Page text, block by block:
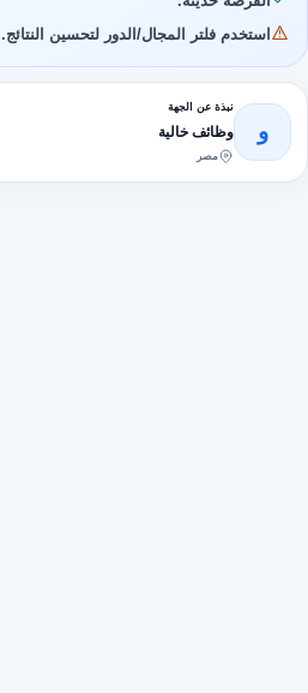
استخدم فلتر المجال/الدور لتحسين النتائج.
و
نبذة عن الجهة
وظائف خالية
مصر